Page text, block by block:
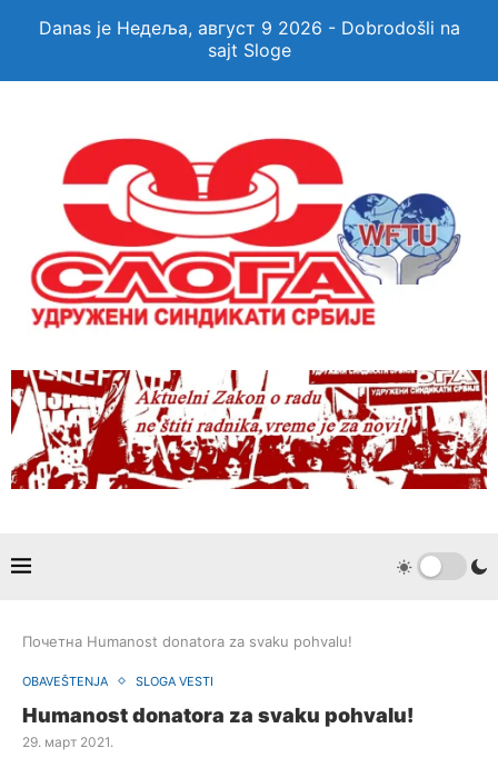
Danas je Недеља, август 9 2026 - Dobrodošli na
sajt Sloge
Почетна Humanost donatora za svaku pohvalu!
OBAVEŠTENJA SLOGA VESTI
Humanost donatora za svaku pohvalu!
29. март 2021.